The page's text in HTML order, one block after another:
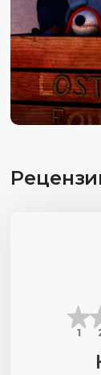
поступки.
разработки
1